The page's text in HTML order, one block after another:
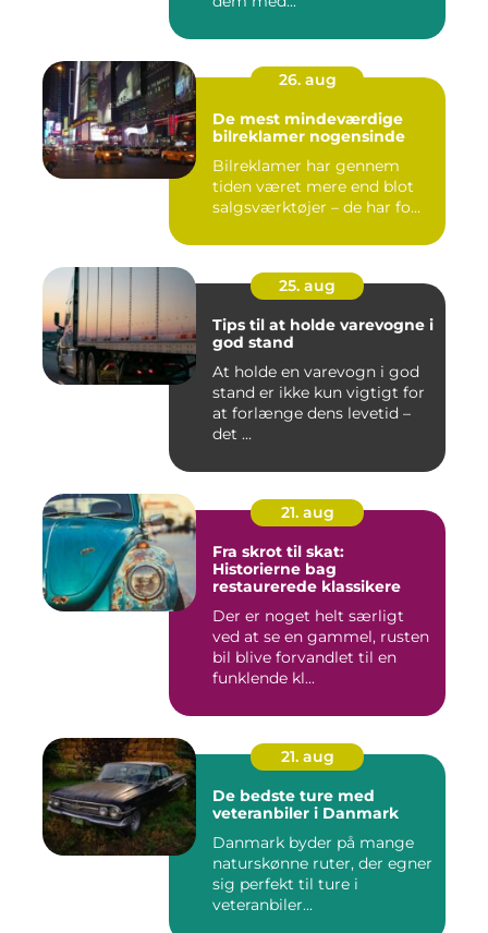
26. aug
De mest mindeværdige
bilreklamer nogensinde
Bilreklamer har gennem
tiden været mere end blot
salgsværktøjer – de har fo...
25. aug
Tips til at holde varevogne i
god stand
At holde en varevogn i god
stand er ikke kun vigtigt for
at forlænge dens levetid –
det ...
21. aug
Fra skrot til skat:
Historierne bag
restaurerede klassikere
Der er noget helt særligt
ved at se en gammel, rusten
bil blive forvandlet til en
funklende kl...
21. aug
De bedste ture med
veteranbiler i Danmark
Danmark byder på mange
naturskønne ruter, der egner
sig perfekt til ture i
veteranbiler...